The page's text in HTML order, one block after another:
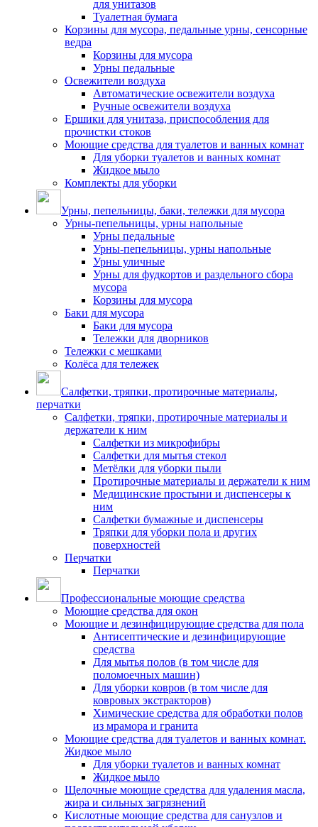
для унитазов
Туалетная бумага
Корзины для мусора, педальные урны, сенсорные
ведра
Корзины для мусора
Урны педальные
Освежители воздуха
Автоматические освежители воздуха
Ручные освежители воздуха
Ершики для унитаза, приспособления для
прочистки стоков
Моющие средства для туалетов и ванных комнат
Для уборки туалетов и ванных комнат
Жидкое мыло
Комплекты для уборки
Урны, пепельницы, баки, тележки для мусора
Урны-пепельницы, урны напольные
Урны педальные
Урны-пепельницы, урны напольные
Урны уличные
Урны для фудкортов и раздельного сбора
мусора
Корзины для мусора
Баки для мусора
Баки для мусора
Тележки для дворников
Тележки с мешками
Колёса для тележек
Салфетки, тряпки, протирочные материалы,
перчатки
Салфетки, тряпки, протирочные материалы и
держатели к ним
Салфетки из микрофибры
Салфетки для мытья стекол
Метёлки для уборки пыли
Протирочные материалы и держатели к ним
Медицинские простыни и диспенсеры к
ним
Салфетки бумажные и диспенсеры
Тряпки для уборки пола и других
поверхностей
Перчатки
Перчатки
Профессиональные моющие средства
Моющие средства для окон
Моющие и дезинфицирующие средства для пола
Антисептические и дезинфицирующие
средства
Для мытья полов (в том числе для
поломоечных машин)
Для уборки ковров (в том числе для
ковровых экстракторов)
Химические средства для обработки полов
из мрамора и гранита
Моющие средства для туалетов и ванных комнат.
Жидкое мыло
Для уборки туалетов и ванных комнат
Жидкое мыло
Щелочные моющие средства для удаления масла,
жира и сильных загрязнений
Кислотные моющие средства для санузлов и